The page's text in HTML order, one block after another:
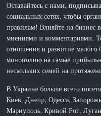
Оставайтесь с нами,
социальных сетях, чтобы
правилам! Влияйте на бизнес
мнениями и комментариями.
отношения и развитие малого
монополию на самые
нескольких семей на
В Украине больше всего
Киев, Днепр, Одесса,
Мариуполь, Кривой Рог,